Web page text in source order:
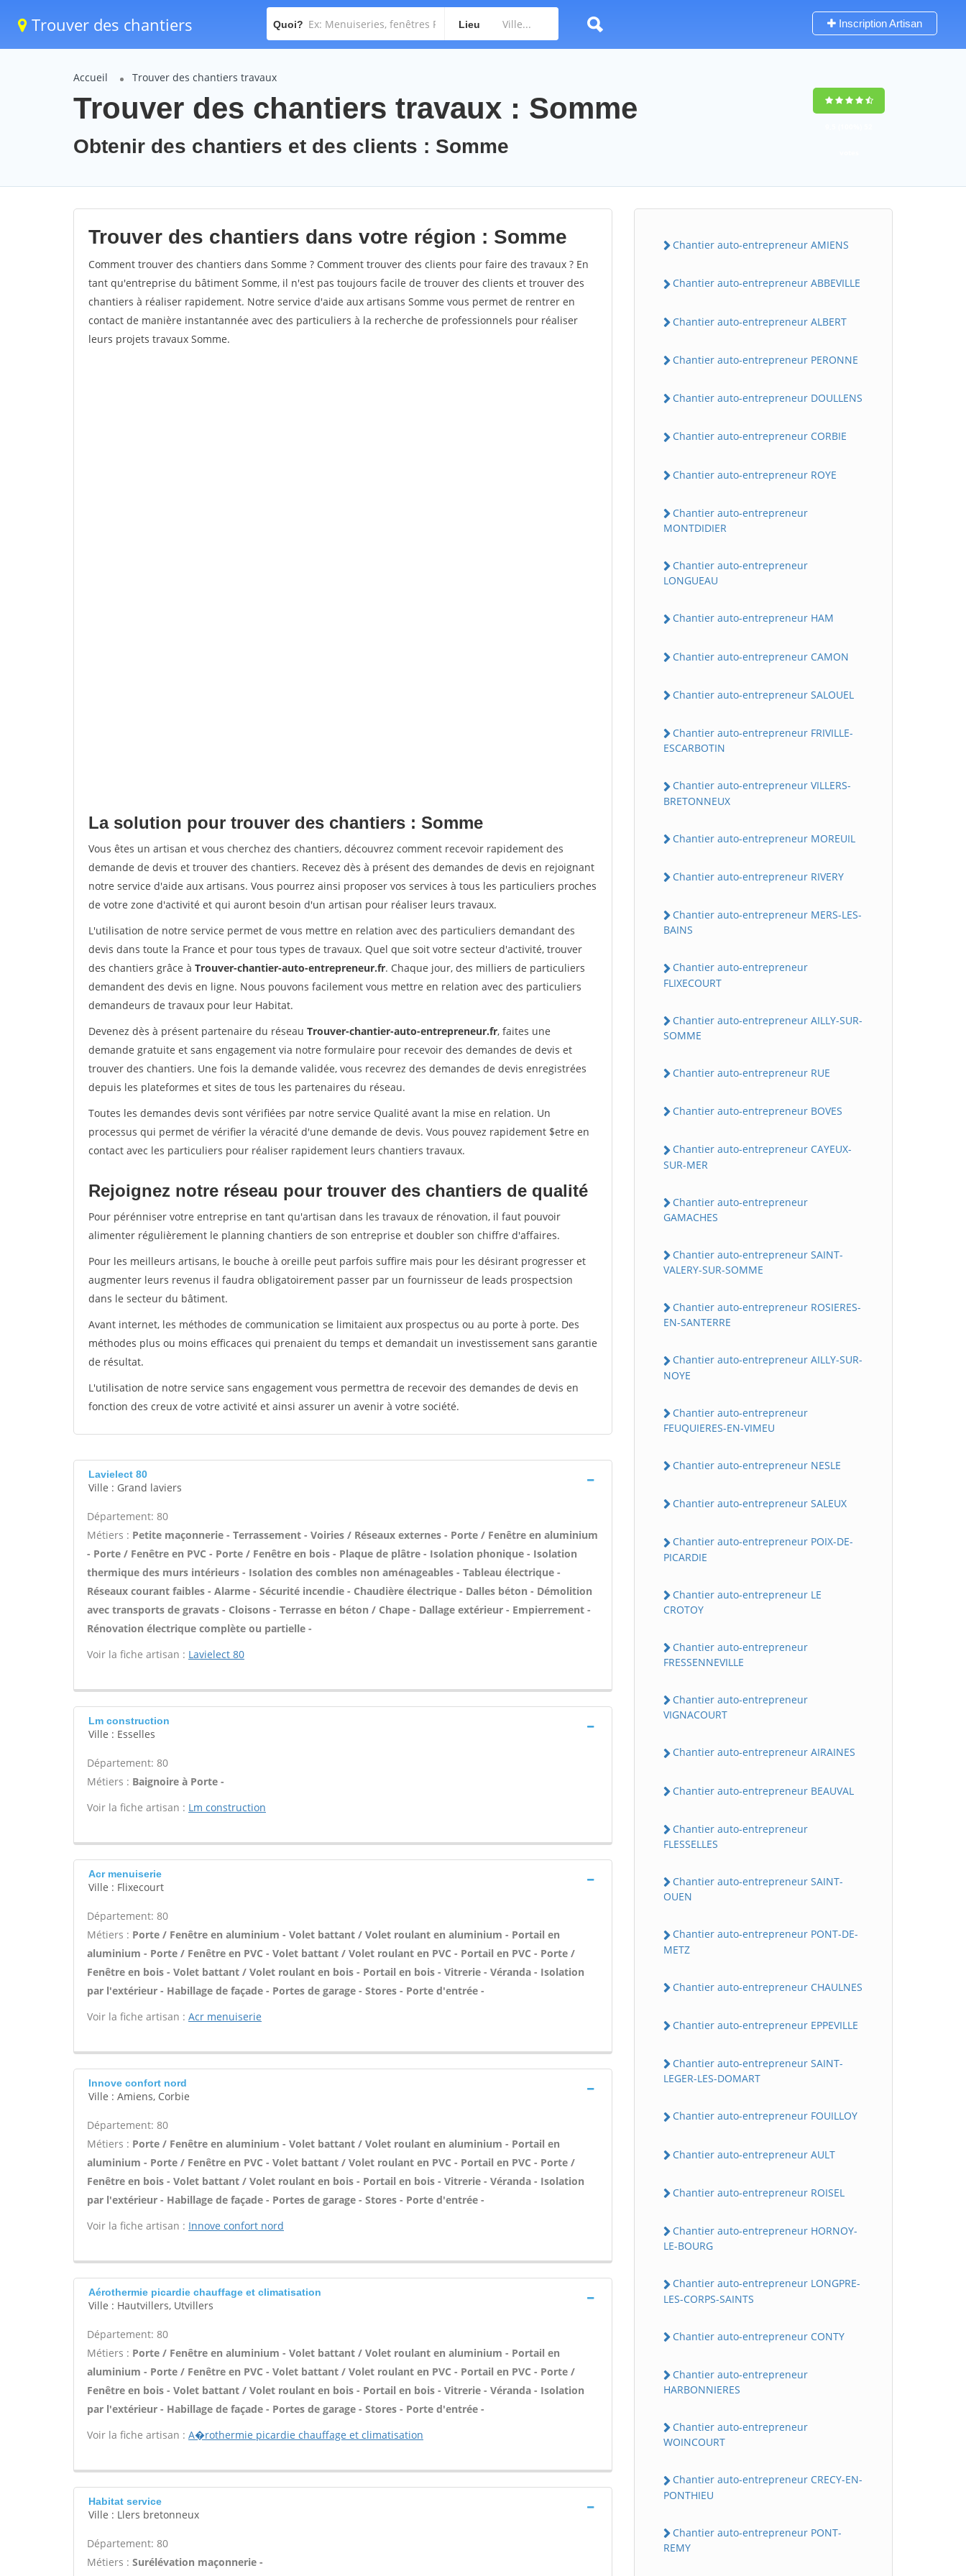
Trouver des chantiers Quoi? Lieu Inscription Artisan
Accueil Trouver des chantiers travaux
Trouver des chantiers travaux : Somme
Obtenir des chantiers et des clients : Somme
Trouver des chantiers dans votre région : Somme
Comment trouver des chantiers dans Somme ? Comment trouver des clients pour faire des travaux ? En
tant qu'entreprise du bâtiment Somme, il n'est pas toujours facile de trouver des clients et trouver des
chantiers à réaliser rapidement. Notre service d'aide aux artisans Somme vous permet de rentrer en
contact de manière instantannée avec des particuliers à la recherche de professionnels pour réaliser
leurs projets travaux Somme.
La solution pour trouver des chantiers : Somme
Vous êtes un artisan et vous cherchez des chantiers, découvrez comment recevoir rapidement des
demande de devis et trouver des chantiers. Recevez dès à présent des demandes de devis en rejoignant
notre service d'aide aux artisans. Vous pourrez ainsi proposer vos services à tous les particuliers proches
de votre zone d'activité et qui auront besoin d'un artisan pour réaliser leurs travaux.
L'utilisation de notre service permet de vous mettre en relation avec des particuliers demandant des
devis dans toute la France et pour tous types de travaux. Quel que soit votre secteur d'activité, trouver
des chantiers grâce à Trouver-chantier-auto-entrepreneur.fr. Chaque jour, des milliers de particuliers
demandent des devis en ligne. Nous pouvons facilement vous mettre en relation avec des particuliers
demandeurs de travaux pour leur Habitat.
Devenez dès à présent partenaire du réseau Trouver-chantier-auto-entrepreneur.fr, faites une
demande gratuite et sans engagement via notre formulaire pour recevoir des demandes de devis et
trouver des chantiers. Une fois la demande validée, vous recevrez des demandes de devis enregistrées
depuis les plateformes et sites de tous les partenaires du réseau.
Toutes les demandes devis sont vérifiées par notre service Qualité avant la mise en relation. Un
processus qui permet de vérifier la véracité d'une demande de devis. Vous pouvez rapidement $etre en
contact avec les particuliers pour réaliser rapidement leurs chantiers travaux.
Rejoignez notre réseau pour trouver des chantiers de qualité
Pour pérénniser votre entreprise en tant qu'artisan dans les travaux de rénovation, il faut pouvoir
alimenter régulièrement le planning chantiers de son entreprise et doubler son chiffre d'affaires.
Pour les meilleurs artisans, le bouche à oreille peut parfois suffire mais pour les désirant progresser et
augmenter leurs revenus il faudra obligatoirement passer par un fournisseur de leads prospectsion
dans le secteur du bâtiment.
Avant internet, les méthodes de communication se limitaient aux prospectus ou au porte à porte. Des
méthodes plus ou moins efficaces qui prenaient du temps et demandait un investissement sans garantie
de résultat.
L'utilisation de notre service sans engagement vous permettra de recevoir des demandes de devis en
fonction des creux de votre activité et ainsi assurer un avenir à votre société.
Lavielect 80
Ville : Grand laviers
Département: 80
Métiers : Petite maçonnerie - Terrassement - Voiries / Réseaux externes - Porte / Fenêtre en aluminium
- Porte / Fenêtre en PVC - Porte / Fenêtre en bois - Plaque de plâtre - Isolation phonique - Isolation
thermique des murs intérieurs - Isolation des combles non aménageables - Tableau électrique -
Réseaux courant faibles - Alarme - Sécurité incendie - Chaudière électrique - Dalles béton - Démolition
avec transports de gravats - Cloisons - Terrasse en béton / Chape - Dallage extérieur - Empierrement -
Rénovation électrique complète ou partielle -
Voir la fiche artisan : Lavielect 80
Lm construction
Ville : Esselles
Département: 80
Métiers : Baignoire à Porte -
Voir la fiche artisan : Lm construction
Acr menuiserie
Ville : Flixecourt
Département: 80
Métiers : Porte / Fenêtre en aluminium - Volet battant / Volet roulant en aluminium - Portail en
aluminium - Porte / Fenêtre en PVC - Volet battant / Volet roulant en PVC - Portail en PVC - Porte /
Fenêtre en bois - Volet battant / Volet roulant en bois - Portail en bois - Vitrerie - Véranda - Isolation
par l'extérieur - Habillage de façade - Portes de garage - Stores - Porte d'entrée -
Voir la fiche artisan : Acr menuiserie
Innove confort nord
Ville : Amiens, Corbie
Département: 80
Métiers : Porte / Fenêtre en aluminium - Volet battant / Volet roulant en aluminium - Portail en
aluminium - Porte / Fenêtre en PVC - Volet battant / Volet roulant en PVC - Portail en PVC - Porte /
Fenêtre en bois - Volet battant / Volet roulant en bois - Portail en bois - Vitrerie - Véranda - Isolation
par l'extérieur - Habillage de façade - Portes de garage - Stores - Porte d'entrée -
Voir la fiche artisan : Innove confort nord
Aérothermie picardie chauffage et climatisation
Ville : Hautvillers, Utvillers
Département: 80
Métiers : Porte / Fenêtre en aluminium - Volet battant / Volet roulant en aluminium - Portail en
aluminium - Porte / Fenêtre en PVC - Volet battant / Volet roulant en PVC - Portail en PVC - Porte /
Fenêtre en bois - Volet battant / Volet roulant en bois - Portail en bois - Vitrerie - Véranda - Isolation
par l'extérieur - Habillage de façade - Portes de garage - Stores - Porte d'entrée -
Voir la fiche artisan : A�rothermie picardie chauffage et climatisation
Habitat service
Ville : Llers bretonneux
Département: 80
Métiers : Surélévation maçonnerie -
Chantier auto-entrepreneur AMIENS
Chantier auto-entrepreneur ABBEVILLE
Chantier auto-entrepreneur ALBERT
Chantier auto-entrepreneur PERONNE
Chantier auto-entrepreneur DOULLENS
Chantier auto-entrepreneur CORBIE
Chantier auto-entrepreneur ROYE
Chantier auto-entrepreneur
MONTDIDIER
Chantier auto-entrepreneur
LONGUEAU
Chantier auto-entrepreneur HAM
Chantier auto-entrepreneur CAMON
Chantier auto-entrepreneur SALOUEL
Chantier auto-entrepreneur FRIVILLE-
ESCARBOTIN
Chantier auto-entrepreneur VILLERS-
BRETONNEUX
Chantier auto-entrepreneur MOREUIL
Chantier auto-entrepreneur RIVERY
Chantier auto-entrepreneur MERS-LES-
BAINS
Chantier auto-entrepreneur
FLIXECOURT
Chantier auto-entrepreneur AILLY-SUR-
SOMME
Chantier auto-entrepreneur RUE
Chantier auto-entrepreneur BOVES
Chantier auto-entrepreneur CAYEUX-
SUR-MER
Chantier auto-entrepreneur
GAMACHES
Chantier auto-entrepreneur SAINT-
VALERY-SUR-SOMME
Chantier auto-entrepreneur ROSIERES-
EN-SANTERRE
Chantier auto-entrepreneur AILLY-SUR-
NOYE
Chantier auto-entrepreneur
FEUQUIERES-EN-VIMEU
Chantier auto-entrepreneur NESLE
Chantier auto-entrepreneur SALEUX
Chantier auto-entrepreneur POIX-DE-
PICARDIE
Chantier auto-entrepreneur LE
CROTOY
Chantier auto-entrepreneur
FRESSENNEVILLE
Chantier auto-entrepreneur
VIGNACOURT
Chantier auto-entrepreneur AIRAINES
Chantier auto-entrepreneur BEAUVAL
Chantier auto-entrepreneur
FLESSELLES
Chantier auto-entrepreneur SAINT-
OUEN
Chantier auto-entrepreneur PONT-DE-
METZ
Chantier auto-entrepreneur CHAULNES
Chantier auto-entrepreneur EPPEVILLE
Chantier auto-entrepreneur SAINT-
LEGER-LES-DOMART
Chantier auto-entrepreneur FOUILLOY
Chantier auto-entrepreneur AULT
Chantier auto-entrepreneur ROISEL
Chantier auto-entrepreneur HORNOY-
LE-BOURG
Chantier auto-entrepreneur LONGPRE-
LES-CORPS-SAINTS
Chantier auto-entrepreneur CONTY
Chantier auto-entrepreneur
HARBONNIERES
Chantier auto-entrepreneur
WOINCOURT
Chantier auto-entrepreneur CRECY-EN-
PONTHIEU
Chantier auto-entrepreneur PONT-
REMY